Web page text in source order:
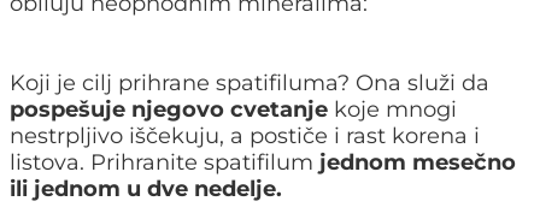
Koji je cilj prihrane spatifiluma? Ona služi da
pospešuje njegovo cvetanje koje mnogi
nestrpljivo iščekuju, a postiče i rast korena i
listova. Prihranite spatifilum jednom mesečno
ili jednom u dve nedelje.